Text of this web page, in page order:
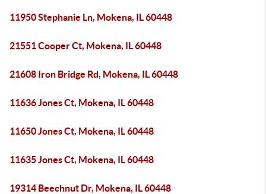
11950 Stephanie Ln, Mokena, IL 60448
21551 Cooper Ct, Mokena, IL 60448
21608 Iron Bridge Rd, Mokena, IL 60448
11636 Jones Ct, Mokena, IL 60448
11650 Jones Ct, Mokena, IL 60448
11635 Jones Ct, Mokena, IL 60448
19314 Beechnut Dr, Mokena, IL 60448